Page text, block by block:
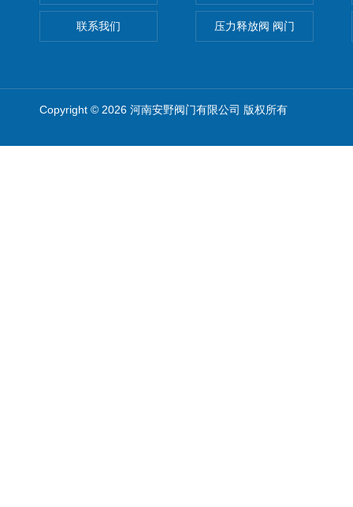
联系我们 压力释放阀 阀门
Copyright © 2026 河南安野阀门有限公司 版权所有